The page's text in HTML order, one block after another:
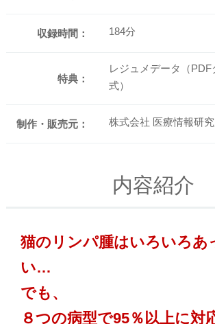
収録時間： 184分
特典：
レジュメデータ（
式）
制作・販売元： 株式会社 医療情報研
内容紹介
猫のリンパ腫はいろいろあ
い…
でも、
８つの病型で95％以上に対